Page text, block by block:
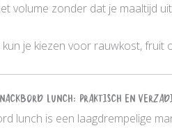
volume zonder dat je maaltijd
je kiezen voor rauwkost, fruit
lunch: praktisch en
lunch is een laagdrempelige